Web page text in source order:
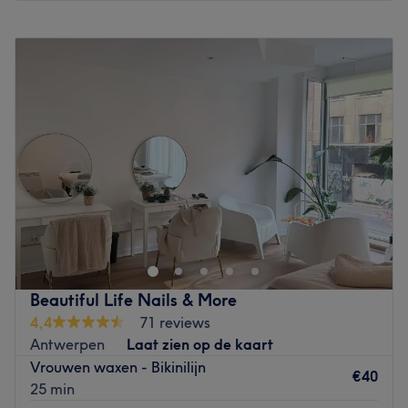
Go to venue
21:00
21:00
21:00
Zaterdag
21:00
Zondag
Gesloten
Bij Instituut Victoria aan de Frankrijklei in Antwerpen
weet het team hoe ze kunnen bijdragen aan een
gezonder huidbeeld. De schoonheidsverzorgingen worden
uitgevoerd met luxe en duurzame verzorgingsproducten
boordevol actieve werkstoffen. Je huid wordt hier dus niet
enkel verwend, maar tegelijkertijd ook gevoed én
verbeterd. Naast de overige klassieke
schoonheidsverzorgingen voor gelaat en lichaam, kan je
hier ook terecht voor afslankbehandelingen,
wimperlifting of 'tropical airbrush tanning'; voor een
Beautiful Life Nails & More
4,4
71 reviews
Antwerpen
Laat zien op de kaart
Vrouwen waxen - Bikinilijn
25 min
€40